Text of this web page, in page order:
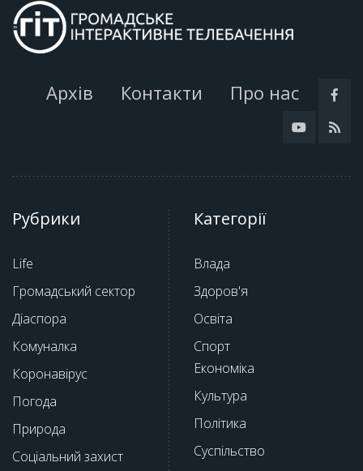
Архів Контакти Про нас
Рубрики
Life
Громадський сектор
Діаспора
Комуналка
Коронавірус
Погода
Природа
Соціальний захист
Категорії
Влада
Здоров'я
Освіта
Спорт
Економіка
Культура
Політика
Суспільство